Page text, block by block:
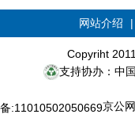
网站介绍
Copyriht
支持协办：中
京公